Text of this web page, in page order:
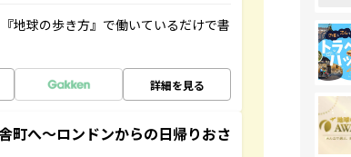
地球の歩き方』で働いているだけで書
詳細を見る
町へ～ロンドンからの日帰りおさ